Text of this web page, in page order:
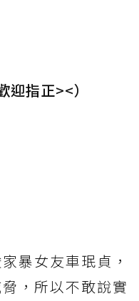
迎指正><）
暴女友車珉貞，
，所以不敢說實